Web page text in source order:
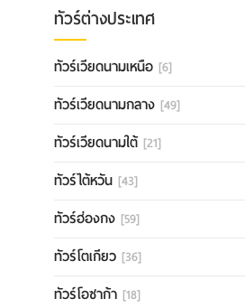
ทัวร์ต่างประเทศ
ทัวร์เวียดนามเหนือ [6]
ทัวร์เวียดนามกลาง [49]
ทัวร์เวียดนามใต้ [21]
ทัวร์ไต้หวัน [43]
ทัวร์ฮ่องกง [59]
ทัวร์โตเกียว [36]
ทัวร์โอซาก้า [18]